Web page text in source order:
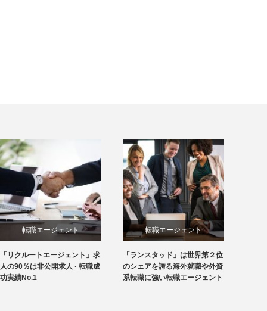
転職エージェント
「リクルートエージェント」求
人の90％は非公開求人 · 転職成
功実績No.1
転職エージェント
「ランスタッド」は世界第２位
のシェアを誇る海外就職や外資
系転職に強い転職エージェント